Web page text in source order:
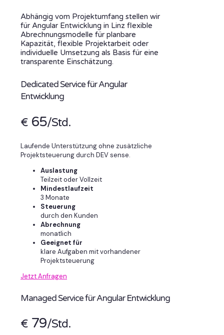
Abhängig vom Projektumfang stellen wir
für Angular Entwicklung in Linz flexible
Abrechnungsmodelle für planbare
Kapazität, flexible Projektarbeit oder
individuelle Umsetzung als Basis für eine
transparente Einschätzung.
Dedicated Service für Angular
Entwicklung
€ 65/Std.
Laufende Unterstützung ohne zusätzliche
Projektsteuerung durch DEV sense.
Auslastung
Teilzeit oder Vollzeit
Mindestlaufzeit
3 Monate
Steuerung
durch den Kunden
Abrechnung
monatlich
Geeignet für
klare Aufgaben mit vorhandener
Projektsteuerung
Jetzt Anfragen
Managed Service für Angular Entwicklung
€ 79/Std.